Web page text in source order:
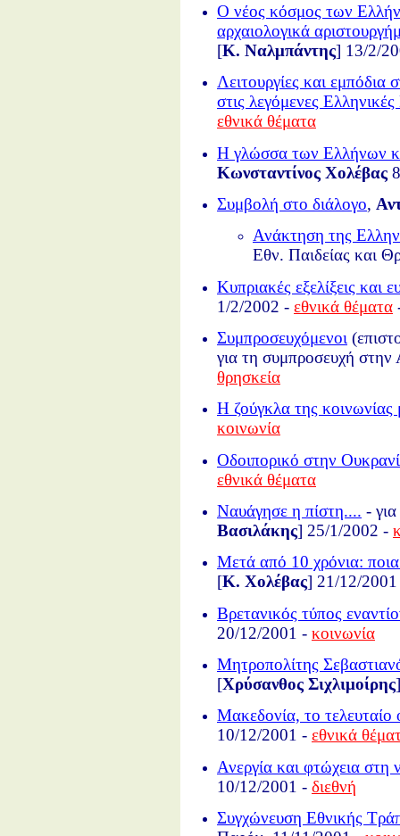
Ο νέος κόσμος των
αρχαιολογικά
[K. Ναλμπάντης] 13/2/
Λειτουργίες και
στις λεγόμενες
εθνικά θέματα
Η γλώσσα των Ελλήνων
Κωνσταντίνος Χολέβας
Συμβολή στο διάλογο,
Ανάκτηση της
Εθν. Παιδείας και
Κυπριακές εξελίξεις και
1/2/2002 - εθνικά θέματα
Συμπροσευχόμενοι
για τη συμπροσευχή στην
θρησκεία
Η ζούγκλα της κοινωνίας
κοινωνία
Οδοιπορικό στην
εθνικά θέματα
Ναυάγησε η πίστη.... -
Βασιλάκης] 25/1/2002 -
Μετά από 10 χρόνια:
[Κ. Χολέβας] 21/12/
Βρετανικός τύπος
20/12/2001 - κοινωνία
Μητροπολίτης
[Χρύσανθος Σιχλιμοίρης
Μακεδονία, το τελευταίο
10/12/2001 - εθνικά
Ανεργία και φτώχεια στη
10/12/2001 - διεθνή
Συγχώνευση Εθνικής